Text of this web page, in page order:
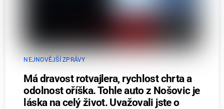
NEJNOVĚJŠÍ ZPRÁVY
Má dravost rotvajlera, rychlost chrta a
odolnost oříška. Tohle auto z Nošovic je
láska na celý život. Uvažovali jste o